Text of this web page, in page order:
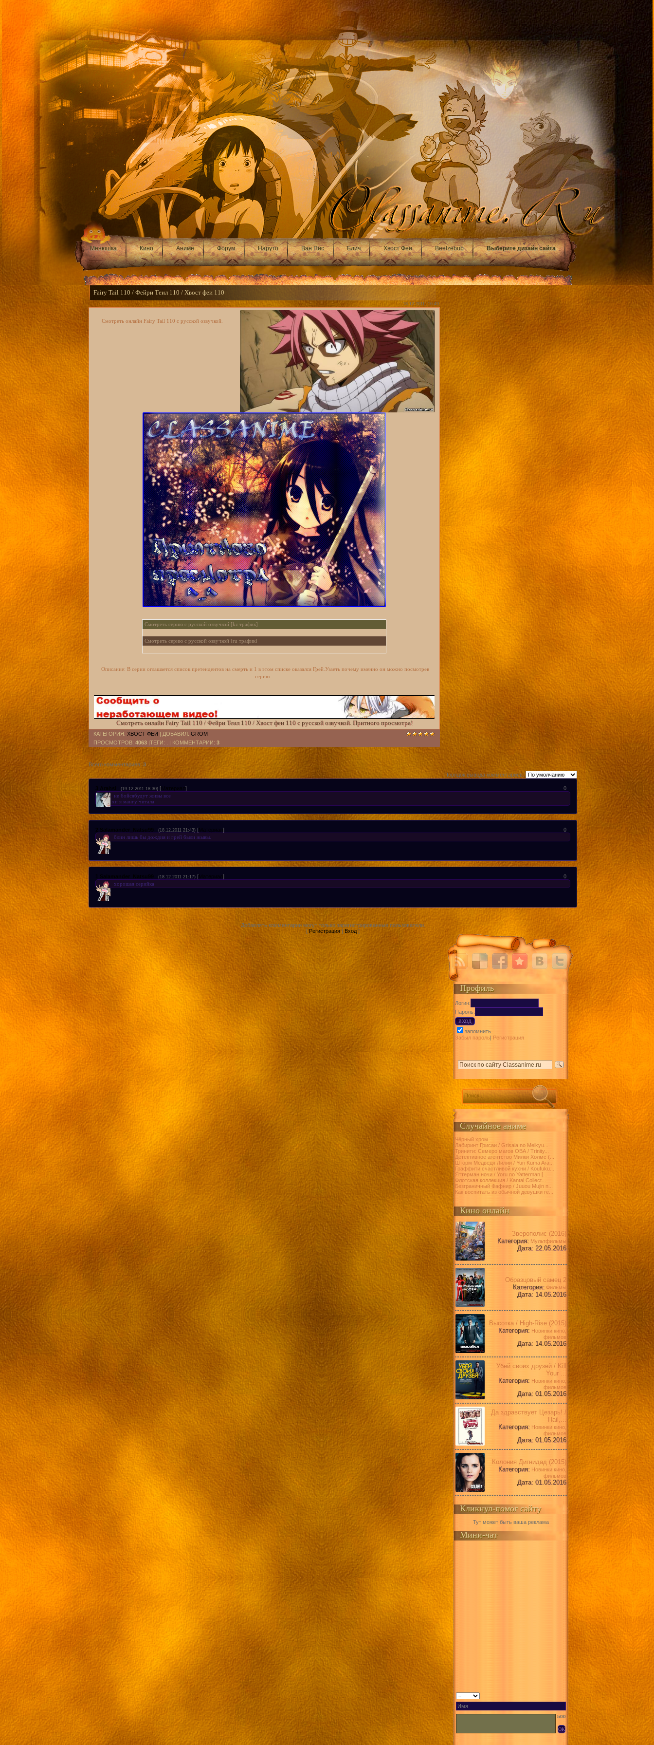
Менюшка Кино Аниме Форум Наруто Ван Пис Блич Хвост Феи Beelzebub Выберите дизайн сайта
Fairy Tail 110 / Фейри Теил 110 / Хвост феи 110
18.12.2011, 16:49
Смотреть онлайн Fairy Tail 110 с русской озвучкой.
Смотреть серию с русской озвучкой [kz трафик]
Смотреть серию с русской озвучкой [ru трафик]
Смотреть серию с русскими субтитрами [ru трафик]
Описание: В серии оглашается список претендентов на смерть и 1 в этом списке оказался Грей.Узаеть почему именно он можно посмотрев
серию...
Смотреть онлайн Fairy Tail 110 / Фейри Теил 110 / Хвост феи 110 с русской озвучкой. Притного просмотра!
КАТЕГОРИЯ: ХВОСТ ФЕИ | ДОБАВИЛ: GROM
ПРОСМОТРОВ: 4063 |ТЕГИ: . | КОММЕНТАРИИ: 3
Всего комментариев:3
Порядок вывода комментариев:
0
3 Arahsi (19.12.2011 18:30) [Материал ]
не бойсябудут живы все
хи я мангу читала
0
2 Salamander_Natsu99 (18.12.2011 21:43) [Материал ]
блин лишь бы дождия и грей были жывы.
0
1 Salamander_Natsu99 (18.12.2011 21:17) [Материал ]
хорошая серийка
Добавлять комментарии могут только зарегистрированные пользователи.
[ Регистрация| Вход ]
Профиль
Логин:
Пароль:
запомнить
Забыл пароль| Регистрация
Случайное аниме
Чёрный хром
Лабиринт Грисаи / Grisaia no Meikyu...
Тринити: Семеро магов ОВА / Trinity...
Детективное агентство Милки Холмс (...
Шторм Медведя Лилии / Yuri Kuma Ara...
Граффити счастливой кухни / Koufuku...
Яттерман ночи / Yoru no Yatterman [...
Флотская коллекция / Kantai Collect...
Безграничный Фафнир / Juuou Mujin n...
Как воспитать из обычной девушки ге...
Кино онлайн
Зверополис (2016)
Категория: Мультфильмы
Дата: 22.05.2016
Образцовый самец 2
Категория: Фильмы
Дата: 14.05.2016
Высотка / High-Rise (2015)
Категория: Новинки кино,
фильмов
Дата: 14.05.2016
Убей своих друзей / Kill
Your ...
Категория: Новинки кино,
фильмов
Дата: 01.05.2016
Да здравствует Цезарь! /
Hail,...
Категория: Новинки кино,
фильмов
Дата: 01.05.2016
Колония Дигнидад (2015)
Категория: Новинки кино,
фильмов
Дата: 01.05.2016
Кликнул-помог сайту
Тут может быть ваша реклама
Мини-чат
500